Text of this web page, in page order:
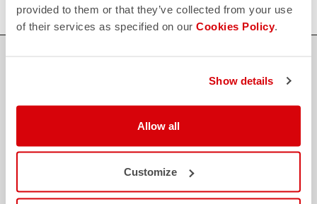
provided to them or that they’ve collected from your use
of their services as specified on our Cookies Policy.
Show details
Allow all
Customize
Der Support, den du brauchst, mit Castelli Qualität in jedem Detail.
credit_card
local_shipping
CASTELLI GARANTIE UND QUALITÄT